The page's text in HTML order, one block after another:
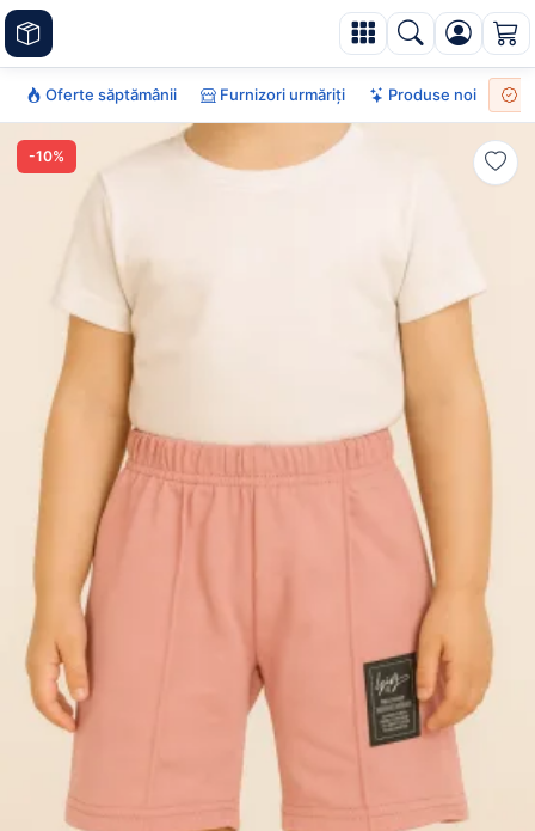
Oferte săptămânii Furnizori urmăriți Produse noi
-10%